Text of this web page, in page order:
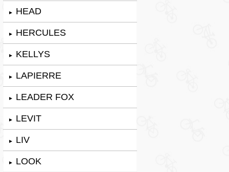
► HEAD
► HERCULES
► KELLYS
► LAPIERRE
► LEADER FOX
► LEVIT
► LIV
► LOOK